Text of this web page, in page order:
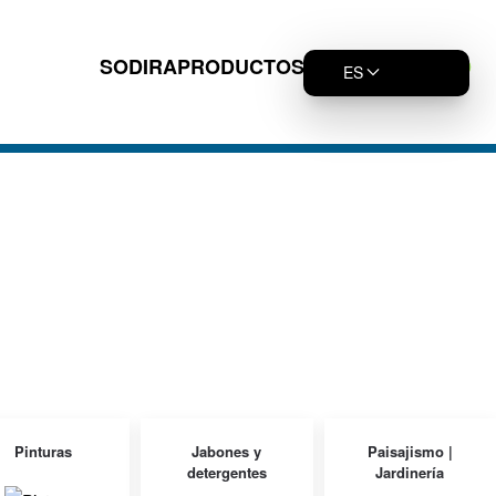
SODIRAPRODUCTOSSOSTENIBILIDAD
Pinturas
Jabones y
detergentes
Paisajismo |
Jardinería
ES